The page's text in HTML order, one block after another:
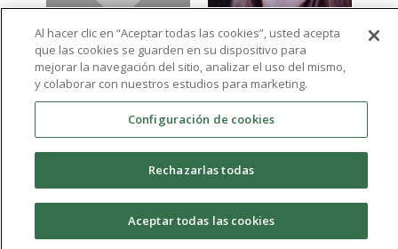
Felipe Adriano
Sáez Castillo
Ángela Fernández
de Santiago
Ver más resultados
expand_more
Al hacer clic en “Aceptar todas las cookies”, usted acepta
que las cookies se guarden en su dispositivo para
mejorar la navegación del sitio, analizar el uso del mismo,
y colaborar con nuestros estudios para marketing.
Configuración de cookies
Rechazarlas todas
Aceptar todas las cookies